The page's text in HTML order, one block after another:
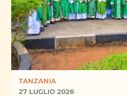
TANZANIA
27 LUGLIO 2026